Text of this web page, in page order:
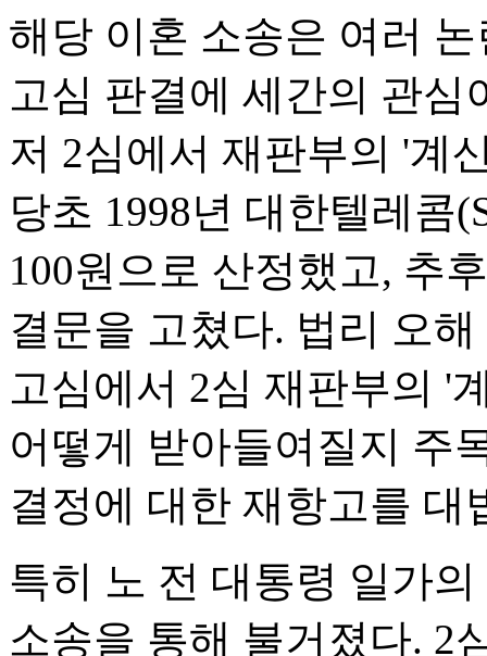
해당 이혼 소송은 여러
고심 판결에 세간의 관심
저 2심에서 재판부의 '계
당초 1998년 대한텔레콤
100원으로 산정했고, 추
결문을 고쳤다. 법리 오
고심에서 2심 재판부의 '
어떻게 받아들여질지 주
결정에 대한 재항고를 대
특히 노 전 대통령 일가
소송을 통해 불거졌다. 2